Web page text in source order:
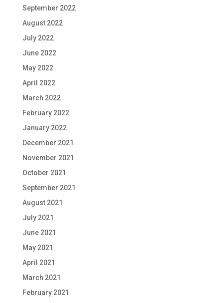
September 2022
August 2022
July 2022
June 2022
May 2022
April 2022
March 2022
February 2022
January 2022
December 2021
November 2021
October 2021
September 2021
August 2021
July 2021
June 2021
May 2021
April 2021
March 2021
February 2021